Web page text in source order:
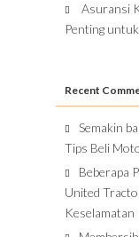
Asuransi
Penting
Recent
Semakin
Tips Beli
Beberapa
United
Keselamatan